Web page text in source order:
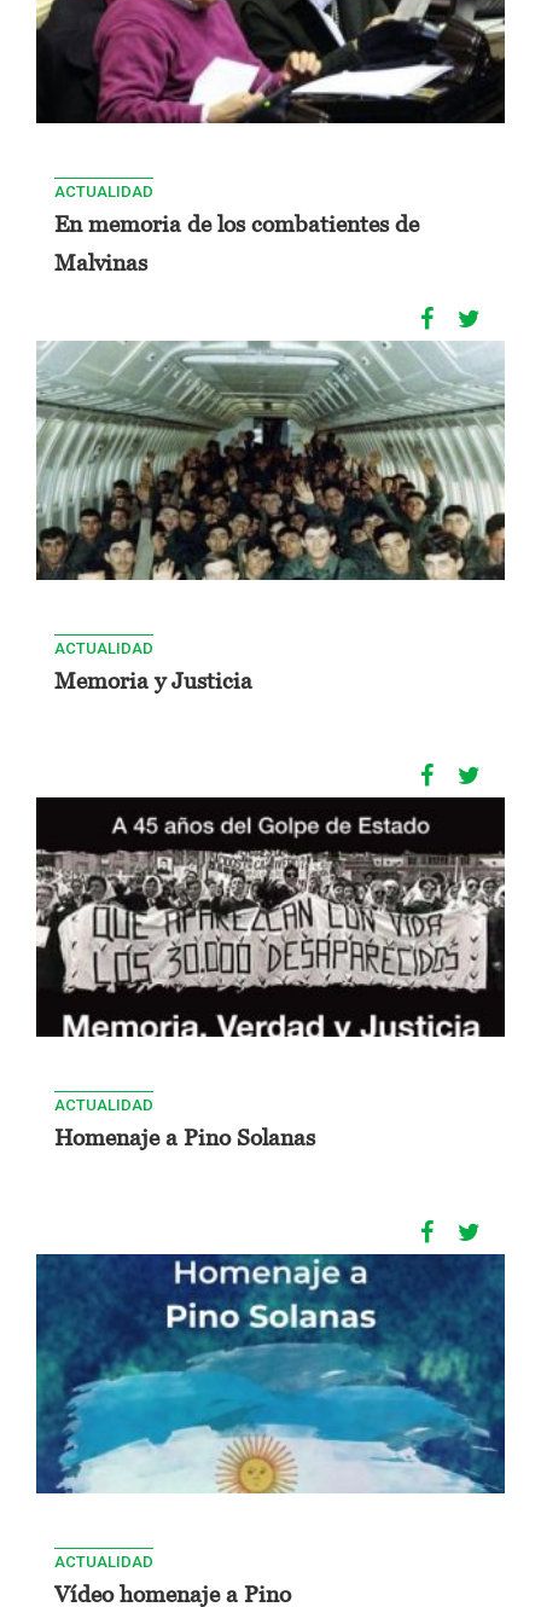
ACTUALIDAD
En memoria de los combatientes de
Malvinas
ACTUALIDAD
Memoria y Justicia
ACTUALIDAD
Homenaje a Pino Solanas
ACTUALIDAD
Vídeo homenaje a Pino